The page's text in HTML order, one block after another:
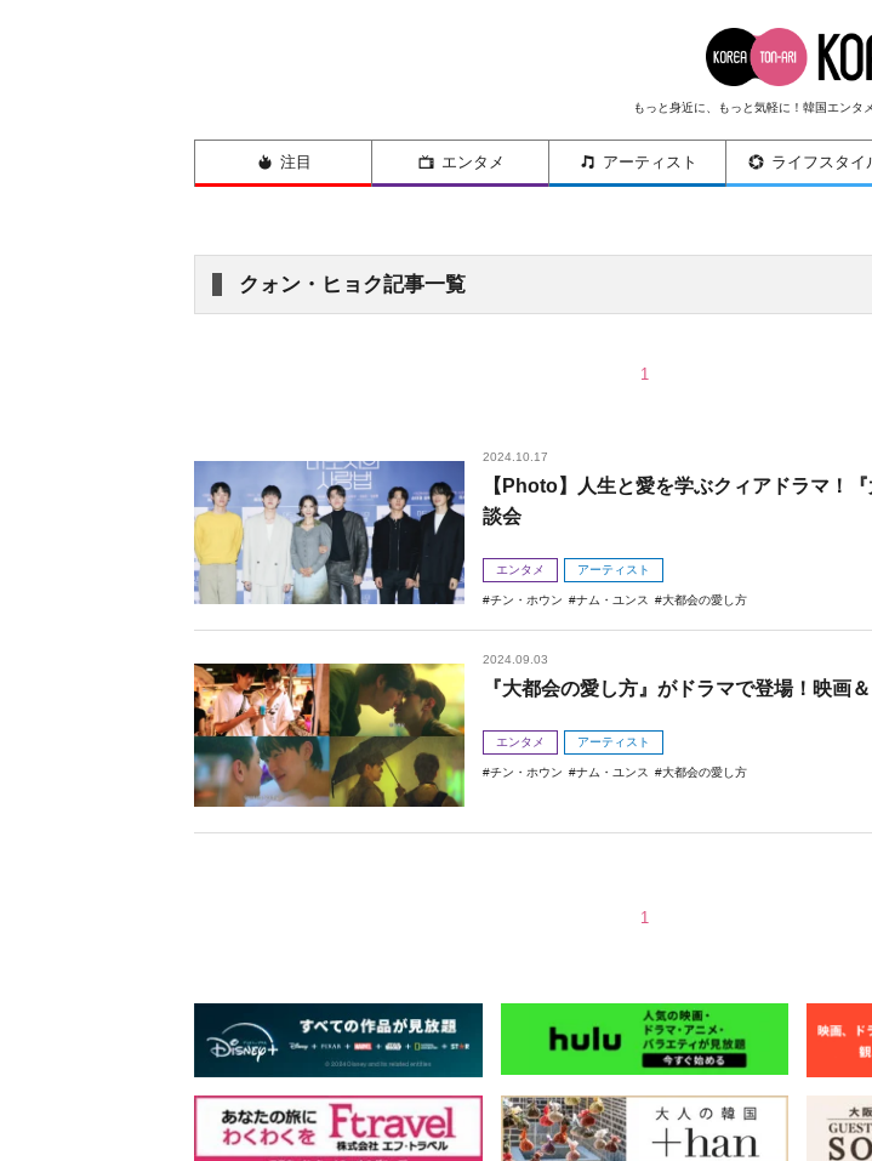
もっと身近に、もっと気軽に！韓国エンタ
注目 エンタメ アーティスト ライフスタイ
クォン・ヒョク記事一覧
1
2024.10.17
【Photo】人生と愛を学ぶクィアドラマ！
談会
エンタメ アーティスト
チン・ホウン ナム・ユンス 大都会の愛し方
2024.09.03
『大都会の愛し方』がドラマで登場！映画
エンタメ アーティスト
チン・ホウン ナム・ユンス 大都会の愛し方
1